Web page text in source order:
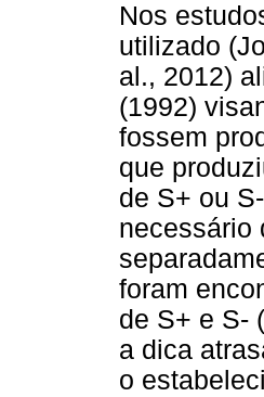
Nos
utilizado
al., 2012)
(1992)
fossem
que
de S+ ou
necessário
foram
de S+ e S-
a dica
o